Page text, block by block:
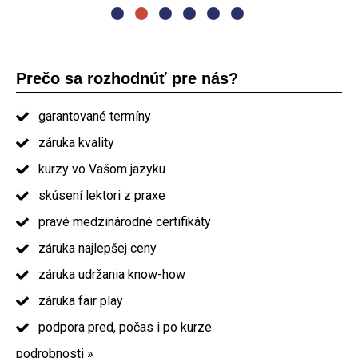
Prečo sa rozhodnúť pre nás?
garantované termíny
záruka kvality
kurzy vo Vašom jazyku
skúsení lektori z praxe
pravé medzinárodné certifikáty
záruka najlepšej ceny
záruka udržania know-how
záruka fair play
podpora pred, počas i po kurze
podrobnosti »